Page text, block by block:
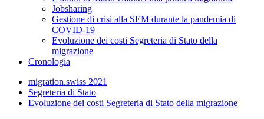
Jobsharing
Gestione di crisi alla SEM durante la pandemia di
COVID-19
Evoluzione dei costi Segreteria di Stato della
migrazione
Cronologia
migration.swiss 2021
Segreteria di Stato
Evoluzione dei costi Segreteria di Stato della migrazione